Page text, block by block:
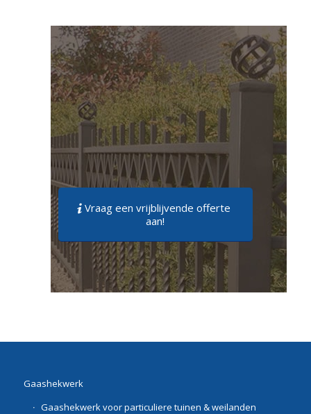
Vraag een vrijblijvende offerte
aan!
Gaashekwerk
Gaashekwerk voor particuliere tuinen & weilanden